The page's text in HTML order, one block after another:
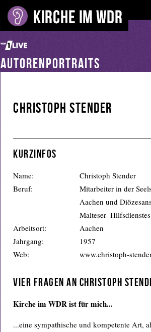
AUTORENPORTRAITS
Christoph Stender
Kurzinfos
Name:
Christoph Stender
Beruf:
Mitarbeiter in der
Aachen und
Malteser- Hilfsdienstes
Arbeitsort:
Aachen
Jahrgang:
1957
Web:
www.christoph-
Vier Fragen an Christoph
Kirche im WDR ist für mich...
...eine sympathische und kompetente Art,